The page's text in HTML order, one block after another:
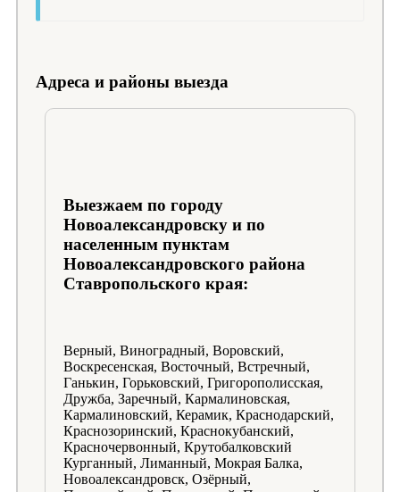
Адреса и районы выезда
Выезжаем по городу
Новоалександровску и по
населенным пунктам
Новоалександровского района
Ставропольского края:
Верный, Виноградный, Воровский,
Воскресенская, Восточный, Встречный,
Ганькин, Горьковский, Григорополисская,
Дружба, Заречный, Кармалиновская,
Кармалиновский, Керамик, Краснодарский,
Краснозоринский, Краснокубанский,
Красночервонный, Крутобалковский
Курганный, Лиманный, Мокрая Балка,
Новоалександровск, Озёрный,